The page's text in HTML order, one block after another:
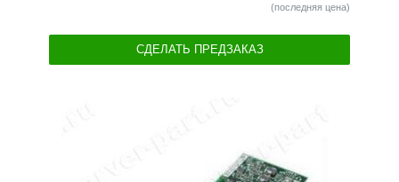
(последняя цена)
СДЕЛАТЬ ПРЕДЗАКАЗ